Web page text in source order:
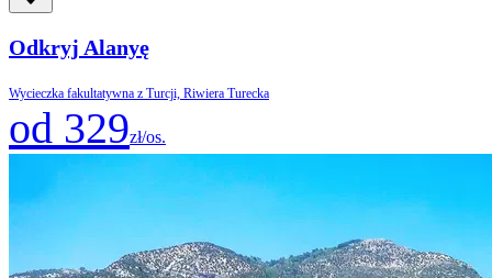
Odkryj Alanyę
Wycieczka fakultatywna z Turcji, Riwiera Turecka
od 329zł/os.